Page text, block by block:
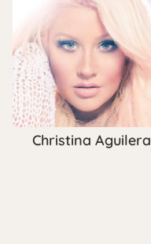
Christina Aguilera